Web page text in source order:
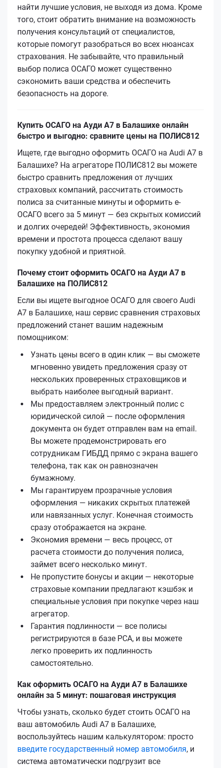
найти лучшие условия, не выходя из дома. Кроме
того, стоит обратить внимание на возможность
получения консультаций от специалистов,
которые помогут разобраться во всех нюансах
страхования. Не забывайте, что правильный
выбор полиса ОСАГО может существенно
сэкономить ваши средства и обеспечить
безопасность на дороге.
Купить ОСАГО на Ауди А7 в Балашихе онлайн
быстро и выгодно: сравните цены на ПОЛИС812
Ищете, где выгодно оформить ОСАГО на Audi A7 в
Балашихе? На агрегаторе ПОЛИС812 вы можете
быстро сравнить предложения от лучших
страховых компаний, рассчитать стоимость
полиса за считанные минуты и оформить е-
ОСАГО всего за 5 минут — без скрытых комиссий
и долгих очередей! Эффективность, экономия
времени и простота процесса сделают вашу
покупку удобной и приятной.
Почему стоит оформить ОСАГО на Ауди А7 в
Балашихе на ПОЛИС812
Если вы ищете выгодное ОСАГО для своего Audi
A7 в Балашихе, наш сервис сравнения страховых
предложений станет вашим надежным
помощником:
Узнать цены всего в один клик — вы сможете
мгновенно увидеть предложения сразу от
нескольких проверенных страховщиков и
выбрать наиболее выгодный вариант.
Мы предоставляем электронный полис с
юридической силой — после оформления
документа он будет отправлен вам на email.
Вы можете продемонстрировать его
сотрудникам ГИБДД прямо с экрана вашего
телефона, так как он равнозначен
бумажному.
Мы гарантируем прозрачные условия
оформления — никаких скрытых платежей
или навязанных услуг. Конечная стоимость
сразу отображается на экране.
Экономия времени — весь процесс, от
расчета стоимости до получения полиса,
займет всего несколько минут.
Не пропустите бонусы и акции — некоторые
страховые компании предлагают кэшбэк и
специальные условия при покупке через наш
агрегатор.
Гарантия подлинности — все полисы
регистрируются в базе РСА, и вы можете
легко проверить их подлинность
самостоятельно.
Как оформить ОСАГО на Ауди А7 в Балашихе
онлайн за 5 минут: пошаговая инструкция
Чтобы узнать, сколько будет стоить ОСАГО на
ваш автомобиль Audi A7 в Балашихе,
воспользуйтесь нашим калькулятором: просто
введите государственный номер автомобиля, и
система автоматически подгрузит все